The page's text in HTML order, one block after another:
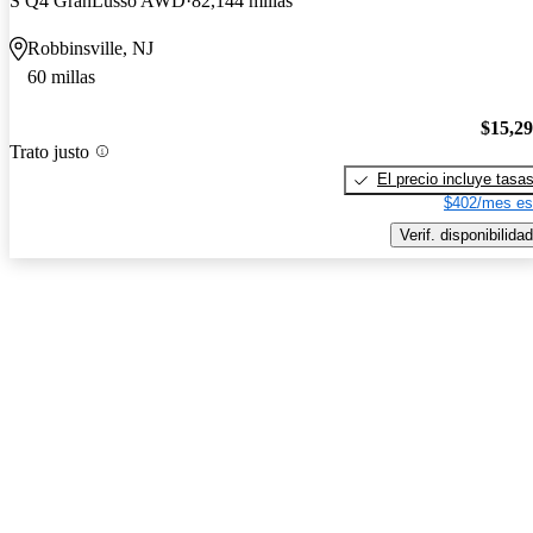
Robbinsville, NJ
60 millas
Trato justo
El precio incluye tasas
$402/mes
Verif. disponibilidad